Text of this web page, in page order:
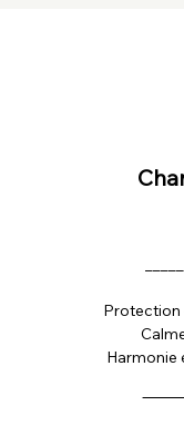
Protection
Harmonie